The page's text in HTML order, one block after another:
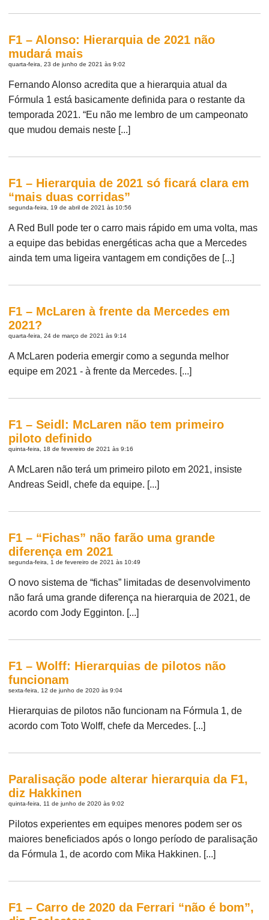
F1 – Alonso: Hierarquia de 2021 não
mudará mais
quarta-feira, 23 de junho de 2021 às 9:02
Fernando Alonso acredita que a hierarquia atual da
Fórmula 1 está basicamente definida para o restante da
temporada 2021. “Eu não me lembro de um campeonato
que mudou demais neste [...]
F1 – Hierarquia de 2021 só ficará clara em
“mais duas corridas”
segunda-feira, 19 de abril de 2021 às 10:56
A Red Bull pode ter o carro mais rápido em uma volta, mas
a equipe das bebidas energéticas acha que a Mercedes
ainda tem uma ligeira vantagem em condições de [...]
F1 – McLaren à frente da Mercedes em
2021?
quarta-feira, 24 de março de 2021 às 9:14
A McLaren poderia emergir como a segunda melhor
equipe em 2021 - à frente da Mercedes. [...]
F1 – Seidl: McLaren não tem primeiro
piloto definido
quinta-feira, 18 de fevereiro de 2021 às 9:16
A McLaren não terá um primeiro piloto em 2021, insiste
Andreas Seidl, chefe da equipe. [...]
F1 – “Fichas” não farão uma grande
diferença em 2021
segunda-feira, 1 de fevereiro de 2021 às 10:49
O novo sistema de “fichas” limitadas de desenvolvimento
não fará uma grande diferença na hierarquia de 2021, de
acordo com Jody Egginton. [...]
F1 – Wolff: Hierarquias de pilotos não
funcionam
sexta-feira, 12 de junho de 2020 às 9:04
Hierarquias de pilotos não funcionam na Fórmula 1, de
acordo com Toto Wolff, chefe da Mercedes. [...]
Paralisação pode alterar hierarquia da F1,
diz Hakkinen
quinta-feira, 11 de junho de 2020 às 9:02
Pilotos experientes em equipes menores podem ser os
maiores beneficiados após o longo período de paralisação
da Fórmula 1, de acordo com Mika Hakkinen. [...]
F1 – Carro de 2020 da Ferrari “não é bom”,